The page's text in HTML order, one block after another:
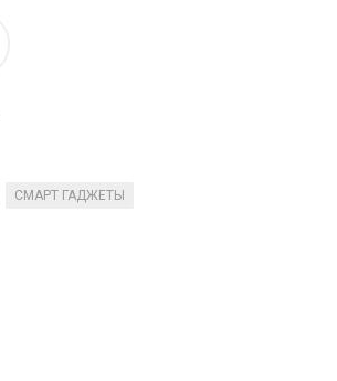
СМАРТ ГАДЖЕТЫ